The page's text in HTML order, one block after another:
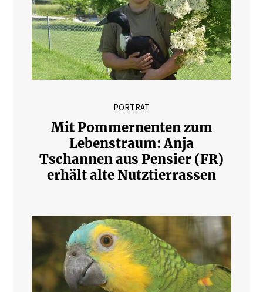
PORTRÄT
Mit Pommernenten zum
Lebenstraum: Anja
Tschannen aus Pensier (FR)
erhält alte Nutztierrassen